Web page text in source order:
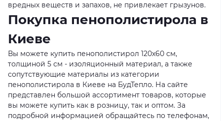
вредных веществ и запахов, не привлекает грызунов.
Покупка пенополистирола в
Киеве
Вы можете купить пенополистирол 120x60 см,
толщиной 5 см - изоляционный материал, а также
сопутствующие материалы из категории
пенополистирола в Киеве на БудТепло. На сайте
представлен большой ассортимент товаров, которые
вы можете купить как в розницу, так и оптом. За
подробной информацией обращайтесь по телефонам,